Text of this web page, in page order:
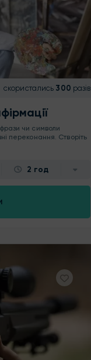
скористались 300 разів
чи символи
переконання. Створіть
2 год